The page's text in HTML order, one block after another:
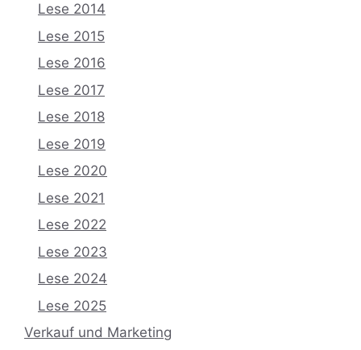
Lese 2014
Lese 2015
Lese 2016
Lese 2017
Lese 2018
Lese 2019
Lese 2020
Lese 2021
Lese 2022
Lese 2023
Lese 2024
Lese 2025
Verkauf und Marketing